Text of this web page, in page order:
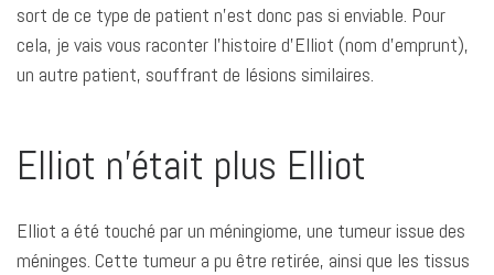
sort de ce type de patient n’est donc pas si enviable. Pour
cela, je vais vous raconter l’histoire d’Elliot (nom d’emprunt),
un autre patient, souffrant de lésions similaires.
Elliot n’était plus Elliot
Elliot a été touché par un méningiome, une tumeur issue des
méninges. Cette tumeur a pu être retirée, ainsi que les tissus